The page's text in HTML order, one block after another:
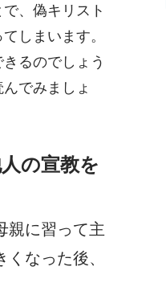
、偽キリスト
しまいます。
るのでしょう
でみましょ
の宣教を
親に習って主
なった後、